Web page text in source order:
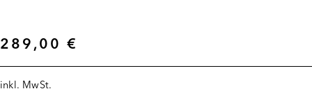
289,00 €
inkl. MwSt.